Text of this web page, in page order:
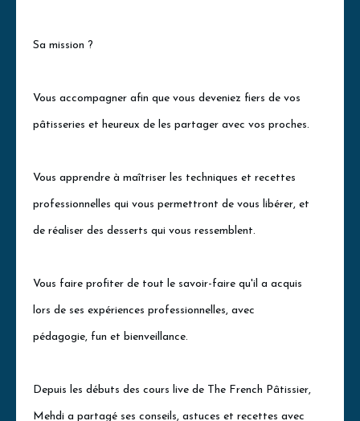
Sa mission ?
Vous accompagner afin que vous deveniez fiers de vos
pâtisseries et heureux de les partager avec vos proches.
Vous apprendre à maîtriser les techniques et recettes
professionnelles qui vous permettront de vous libérer, et
de réaliser des desserts qui vous ressemblent.
Vous faire profiter de tout le savoir-faire qu'il a acquis
lors de ses expériences professionnelles, avec
pédagogie, fun et bienveillance.
Depuis les débuts des cours live de The French Pâtissier,
Mehdi a partagé ses conseils, astuces et recettes avec